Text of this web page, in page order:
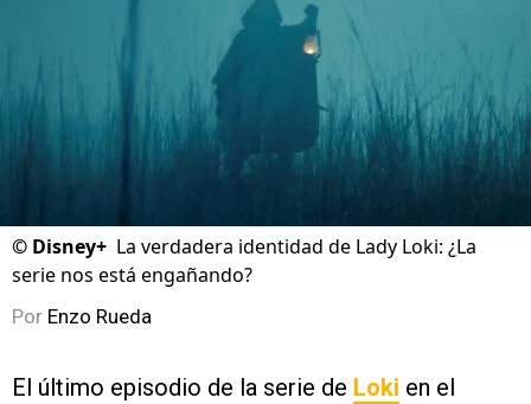
© Disney+ La verdadera identidad de Lady Loki: ¿La
serie nos está engañando?
Por Enzo Rueda
El último episodio de la serie de Loki en el